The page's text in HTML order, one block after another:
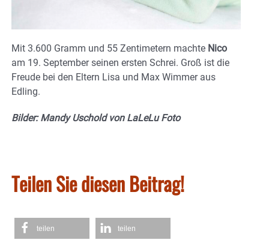
Mit 3.600 Gramm und 55 Zentimetern machte Nico
am 19. September seinen ersten Schrei. Groß ist die
Freude bei den Eltern Lisa und Max Wimmer aus
Edling.
Bilder: Mandy Uschold von LaLeLu Foto
Teilen Sie diesen Beitrag!
teilen teilen